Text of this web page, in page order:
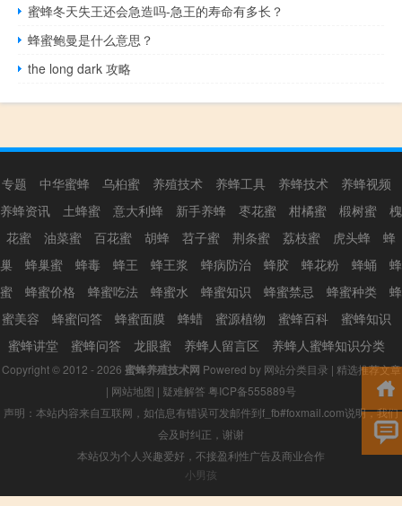
蜜蜂冬天失王还会急造吗-急王的寿命有多长？
蜂蜜鲍曼是什么意思？
the long dark 攻略
专题 中华蜜蜂 乌桕蜜 养殖技术 养蜂工具 养蜂技术
养蜂视频
养蜂资讯
土蜂蜜 意大利蜂 新手养蜂 枣花蜜 柑橘蜜 椴树蜜
槐
花蜜
油菜蜜 百花蜜 胡蜂 苕子蜜 荆条蜜 荔枝蜜 虎头蜂
蜂
巢
蜂巢蜜 蜂毒 蜂王 蜂王浆 蜂病防治 蜂胶 蜂花粉 蜂蛹
蜂
蜜
蜂蜜价格 蜂蜜吃法 蜂蜜水 蜂蜜知识 蜂蜜禁忌 蜂蜜种类
蜂
蜜美容
蜂蜜问答 蜂蜜面膜 蜂蜡 蜜源植物 蜜蜂百科
蜜蜂知识
蜜蜂讲堂
蜜蜂问答 龙眼蜜 养蜂人留言区 养蜂人蜜蜂知识分类
Copyright © 2012 - 2026 蜜蜂养殖技术网 Powered by 网站分类目录 | 精选推荐文章
| 网站地图 | 疑难解答 粤ICP备555889号
声明：本站内容来自互联网，如信息有错误可发邮件到f_fb#foxmail.com说明，我们
会及时纠正，谢谢
本站仅为个人兴趣爱好，不接盈利性广告及商业合作
小男孩